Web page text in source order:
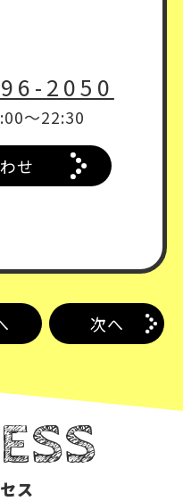
2050
～22:30
せ
次へ
ス